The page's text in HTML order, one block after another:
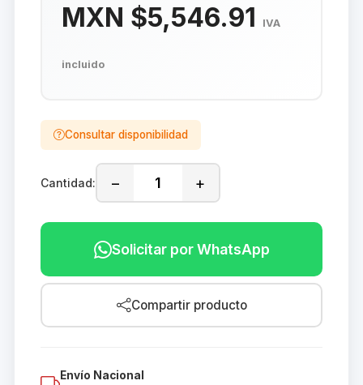
MXN $5,546.91 IVA
incluido
Consultar disponibilidad
Cantidad: − +
Solicitar por WhatsApp
Compartir producto
Envío Nacional